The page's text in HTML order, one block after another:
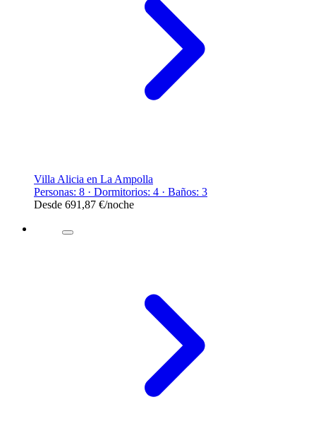
Villa Alicia en La Ampolla
Personas: 8 · Dormitorios: 4 · Baños: 3
Desde 691,87 €/noche